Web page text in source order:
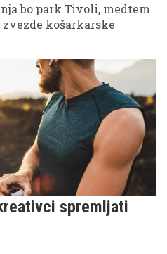
bo park Tivoli, medtem
košarkarske
spremljati